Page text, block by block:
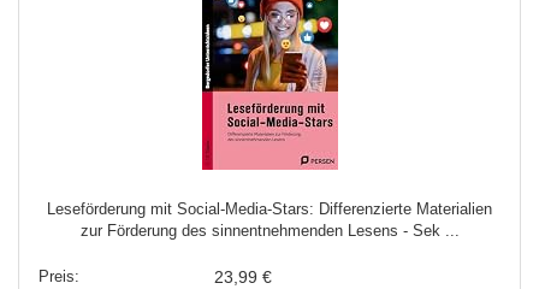
Leseförderung mit Social-Media-Stars: Differenzierte Materialien
zur Förderung des sinnentnehmenden Lesens - Sek ...
23,99 €